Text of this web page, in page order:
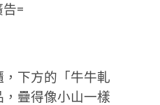
告=
下方的「牛牛軋
疊得像小山一樣